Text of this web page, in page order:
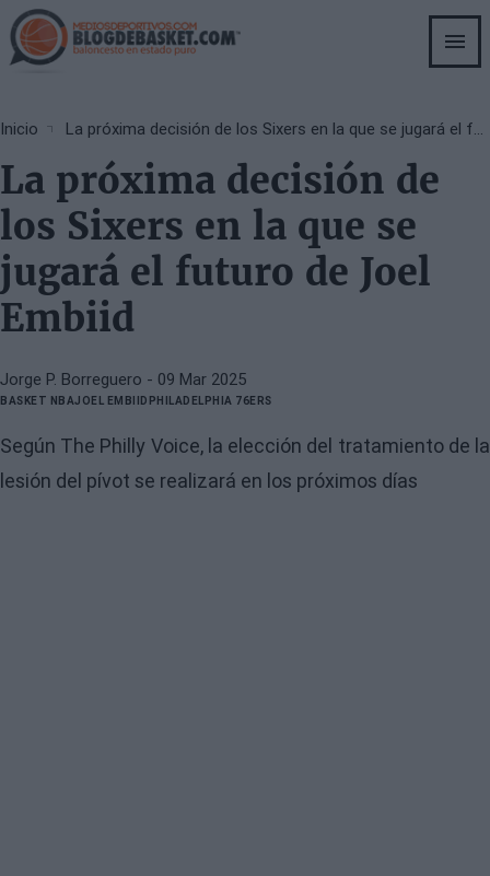
Skip
to
main
Breadcrumb
Inicio La próxima decisión de los Sixers en la que se jugará el futuro de Joel Embiid
La próxima decisión de
los Sixers en la que se
jugará el futuro de Joel
Embiid
Jorge P. Borreguero - 09 Mar 2025
BASKET NBAJOEL EMBIID PHILADELPHIA 76ERS
Según The Philly Voice, la elección del tratamiento de la
lesión del pívot se realizará en los próximos días